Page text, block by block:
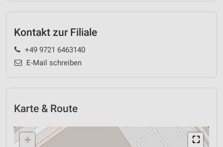
Kontakt zur Filiale
+49 9721 6463140
E-Mail schreiben
Karte & Route
⛶
+